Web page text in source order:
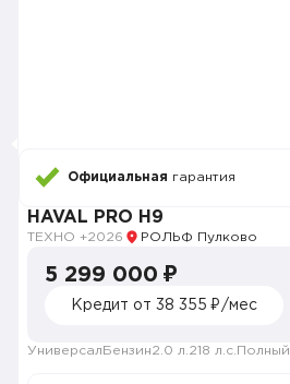
Официальная гарантия
HAVAL PRO H9
ТЕХНО +2026 РОЛЬФ Пулково
5 299 000 ₽
Кредит от 38 355 ₽/мес
Универсал Бензин2.0 л. 218 л.с. Полный